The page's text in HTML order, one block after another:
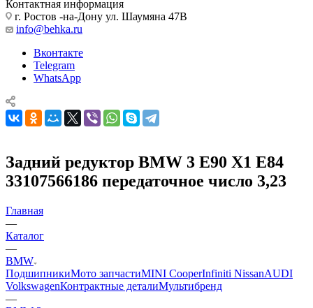
Контактная информация
г. Ростов -на-Дону ул. Шаумяна 47В
info@behka.ru
Вконтакте
Telegram
WhatsApp
Задний редуктор BMW 3 E90 X1 E84
33107566186 передаточное число 3,23
Главная
—
Каталог
—
BMW
ПодшипникиМото запчастиMINI CooperInfiniti NissanAUDI
VolkswagenКонтрактные деталиМультибренд
—